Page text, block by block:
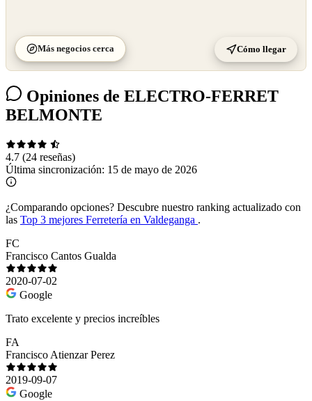
Más negocios cerca Cómo llegar
Opiniones de ELECTRO-FERRET
BELMONTE
4.7 (24 reseñas)
Última sincronización: 15 de mayo de 2026
¿Comparando opciones? Descubre nuestro ranking actualizado con
las Top 3 mejores Ferretería en Valdeganga .
FC
Francisco Cantos Gualda
2020-07-02
Google
Trato excelente y precios increíbles
FA
Francisco Atienzar Perez
2019-09-07
Google